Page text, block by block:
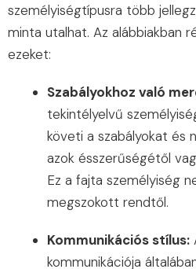
személyiségtípusra több
minta utalhat. Az alábbiakban
ezeket:
Szabályokhoz való
tekintélyelvű
követi a szabályokat és
azok ésszerűségétől
Ez a fajta személyiség
megszokott rendtől.
Kommunikációs stílus:
kommunikációja